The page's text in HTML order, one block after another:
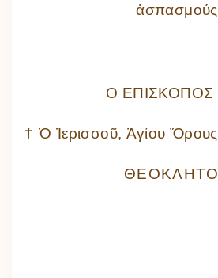
ἀσπασμούς
Ο ΕΠΙΣΚΟΠΟΣ
† Ὁ Ἱερισσοῦ, Ἁγίου